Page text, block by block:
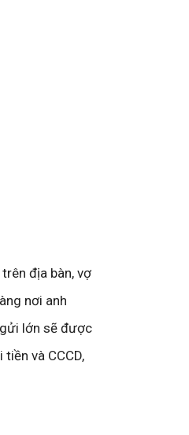
địa bàn, vợ
nơi anh
lớn sẽ được
và CCCD,